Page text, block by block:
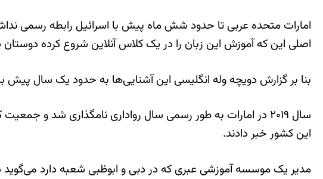
امارات متحده عربی تا حدود شش ماه پیش با اسرائیل رابطه رسمی
اصلی این که آموزش این زبان را در یک کلاس آنلاین شروع کرده
بنا بر گزارش دویچه وله انگلیسی این آشنایی‌ها به حدود یک سال
سال ۲۰۱۹ در امارات به طور رسمی سال رواداری نامگذاری شد
این کشور خبر دادند.
مدیر یک موسسه آموزشی عبری که در دبی و ابوظبی شعبه دارد می‌گوید